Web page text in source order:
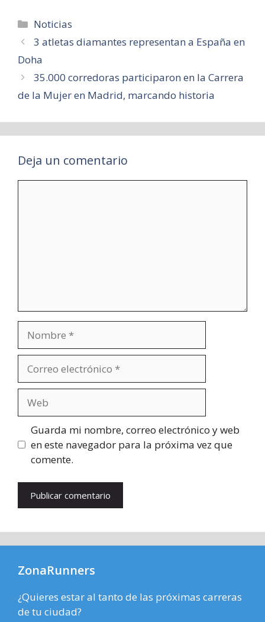
Categorías
Noticias
3 atletas diamantes representan a España en
Doha
35.000 corredoras participaron en la Carrera
de la Mujer en Madrid, marcando historia
Deja un comentario
electrónico
Guarda mi nombre, correo electrónico y web
en este navegador para la próxima vez que
comente.
ZonaRunners
¿Quieres estar al tanto de las próximas carreras
de tu ciudad?